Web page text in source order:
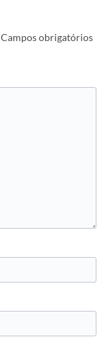
Campos obrigatórios